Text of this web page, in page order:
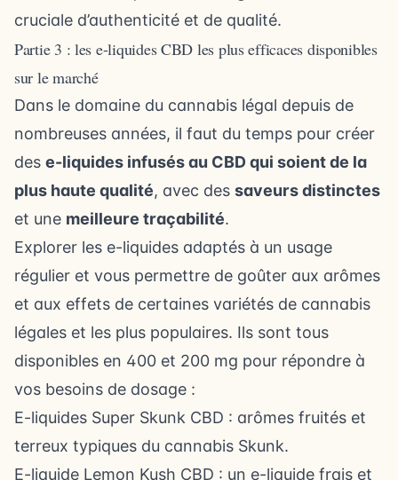
cruciale d’authenticité et de qualité.
Partie 3 : les e-liquides CBD les plus efficaces disponibles
sur le marché
Dans le domaine du cannabis légal depuis de
nombreuses années, il faut du temps pour créer
des e-liquides infusés au CBD qui soient de la
plus haute qualité, avec des saveurs distinctes
et une meilleure traçabilité.
Explorer les e-liquides adaptés à un usage
régulier et vous permettre de goûter aux arômes
et aux effets de certaines variétés de cannabis
légales et les plus populaires. Ils sont tous
disponibles en 400 et 200 mg pour répondre à
vos besoins de dosage :
E-liquides Super Skunk CBD : arômes fruités et
terreux typiques du cannabis Skunk.
E-liquide Lemon Kush CBD : un e-liquide frais et